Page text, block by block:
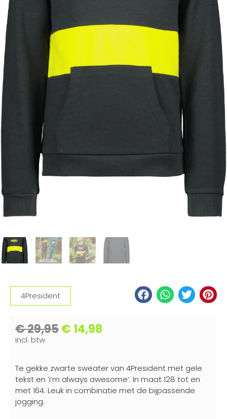
4President
€29,95€ 14,98
incl. btw
Te gekke zwarte sweater van 4President met gele
tekst en ‘i’m always awesome’. In maat 128 tot en
met 164. Leuk in combinatie met de bijpassende
jogging.